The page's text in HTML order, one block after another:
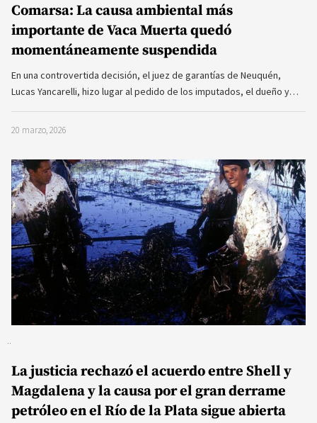
Comarsa: La causa ambiental más
importante de Vaca Muerta quedó
momentáneamente suspendida
En una controvertida decisión, el juez de garantías de Neuquén,
Lucas Yancarelli, hizo lugar al pedido de los imputados, el dueño y…
20 marzo, 2026
La justicia rechazó el acuerdo entre Shell y
Magdalena y la causa por el gran derrame
petróleo en el Río de la Plata sigue abierta